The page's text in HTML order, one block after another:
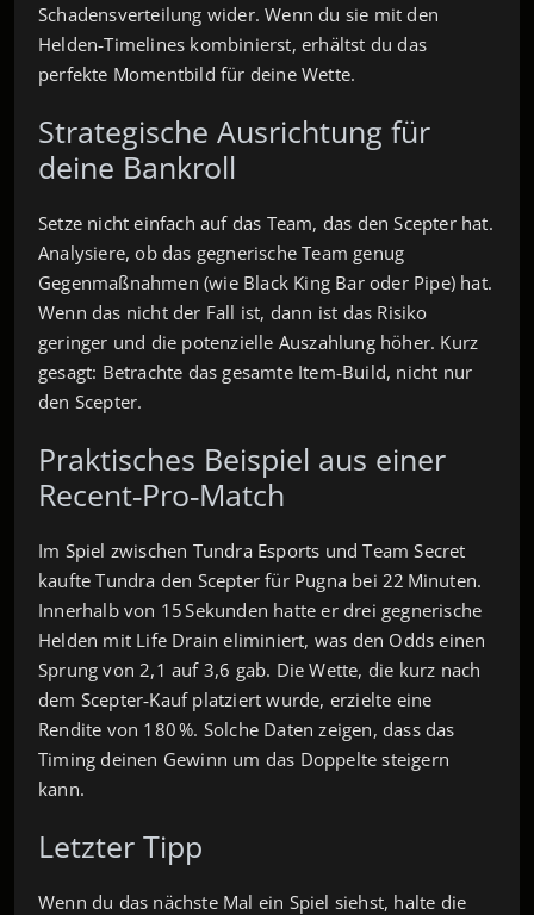
Schadensverteilung wider. Wenn du sie mit den
Helden‑Timelines kombinierst, erhältst du das
perfekte Momentbild für deine Wette.
Strategische Ausrichtung für
deine Bankroll
Setze nicht einfach auf das Team, das den Scepter hat.
Analysiere, ob das gegnerische Team genug
Gegenmaßnahmen (wie Black King Bar oder Pipe) hat.
Wenn das nicht der Fall ist, dann ist das Risiko
geringer und die potenzielle Auszahlung höher. Kurz
gesagt: Betrachte das gesamte Item‑Build, nicht nur
den Scepter.
Praktisches Beispiel aus einer
Recent‑Pro‑Match
Im Spiel zwischen Tundra Esports und Team Secret
kaufte Tundra den Scepter für Pugna bei 22 Minuten.
Innerhalb von 15 Sekunden hatte er drei gegnerische
Helden mit Life Drain eliminiert, was den Odds einen
Sprung von 2,1 auf 3,6 gab. Die Wette, die kurz nach
dem Scepter‑Kauf platziert wurde, erzielte eine
Rendite von 180 %. Solche Daten zeigen, dass das
Timing deinen Gewinn um das Doppelte steigern
kann.
Letzter Tipp
Wenn du das nächste Mal ein Spiel siehst, halte die